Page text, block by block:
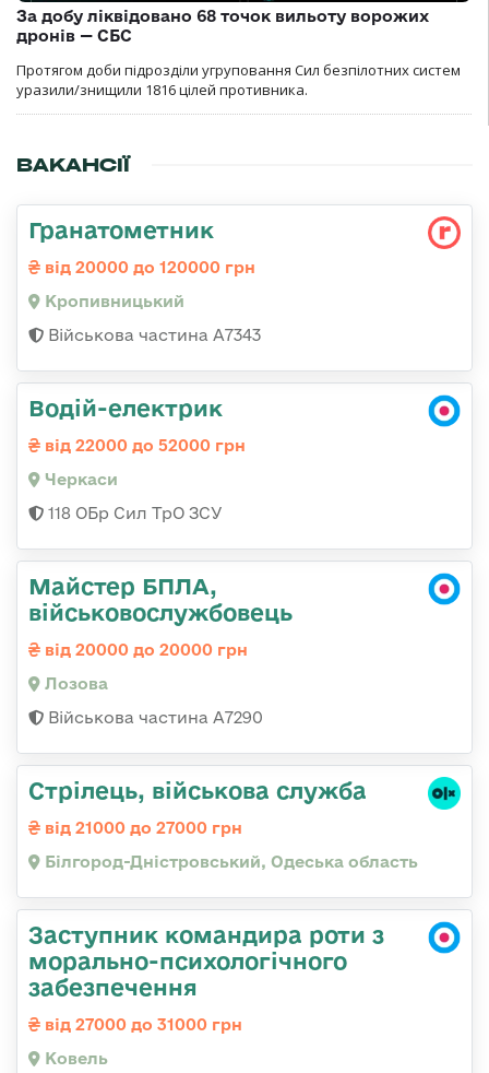
За добу ліквідовано 68 точок вильоту ворожих
дронів — СБС
Протягом доби підрозділи угруповання Сил безпілотних систем
уразили/знищили 1816 цілей противника.
ВАКАНСІЇ
Гранатометник
від 20000 до 120000 грн
Кропивницький
Військова частина А7343
Водій-електрик
від 22000 до 52000 грн
Черкаси
118 ОБр Сил ТрО ЗСУ
Майстер БПЛА,
військовослужбовець
від 20000 до 20000 грн
Лозова
Військова частина А7290
Стрілець, військова служба
від 21000 до 27000 грн
Білгород-Дністровський, Одеська область
Заступник командира роти з
морально-психологічного
забезпечення
від 27000 до 31000 грн
Ковель